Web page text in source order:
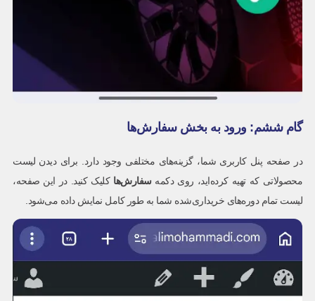
گام ششم: ورود به بخش سفارش‌ها
در صفحه پنل کاربری شما، گزینه‌های مختلفی وجود دارد. برای دیدن لیست
محصولاتی که تهیه کرده‌اید، روی دکمه سفارش‌ها کلیک کنید. در این صفحه،
لیست تمام دوره‌های خریداری‌شده شما به طور کامل نمایش داده می‌شود.